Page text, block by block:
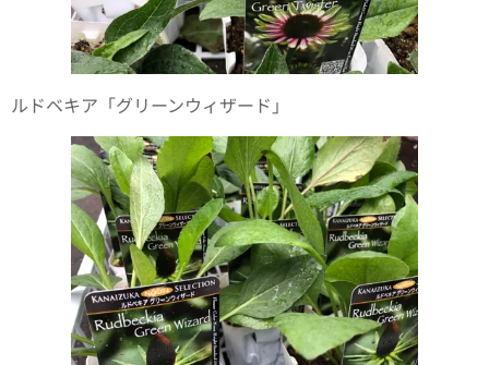
ルドベキア「グリーンウィザード」